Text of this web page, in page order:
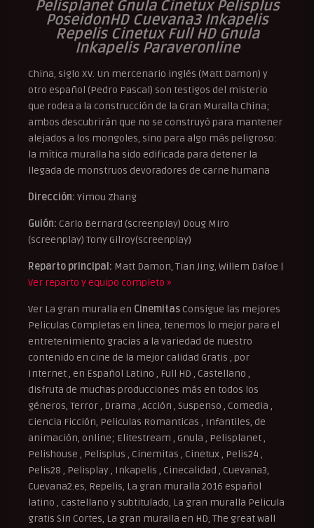
Pelisplanet Gnula Cinetux Pelisplus
PoseidonHD Cuevana3 Inkapelis
Repelis Cinetux Full HD Gnula
Inkapelis Paraveronline
China, siglo XV. Un mercenario inglés (Matt Damon) y
otro español (Pedro Pascal) son testigos del misterio
que rodea a la construcción de la Gran Muralla China;
ambos descubrirán que no se construyó para mantener
alejados a los mongoles, sino para algo más peligroso:
la mítica muralla ha sido edificada para detener la
llegada de monstruos devoradores de carne humana
Dirección: Yimou Zhang
Guión: Carlo Bernard (screenplay) Doug Miro
(screenplay) Tony Gilroy(screenplay)
Reparto principal: Matt Damon, Tian Jing, Willem Dafoe |
Ver reparto y equipo completo »
Ver La gran muralla en Cinemitas Consigue las mejores
Peliculas Completas en linea, tenemos lo mejor para el
entretenimiento gracias a la variedad de nuestro
contenido en cine de la mejor calidad Gratis , por
Internet , en Español Latino , Full HD , Castellano ,
disfruta de muchas producciones más en todos los
géneros, Terror , Drama , Acción , Suspenso , Comedia ,
Ciencia Ficción, Peliculas Romanticas , Infantiles, de
animación, online; Elitestream , Gnula , Pelisplanet ,
Pelishouse , Pelisplus , Cinemitas , Cinetux , Pelis24 ,
Pelis28 , Pelisplay , Inkapelis , Cinecalidad , Cuevana3,
Cuevana2.es, Repelis, La gran muralla 2016 español
latino , castellano y subtitulado, La gran muralla Pelicula
gratis Sin Cortes, La gran muralla en HD, The great wall